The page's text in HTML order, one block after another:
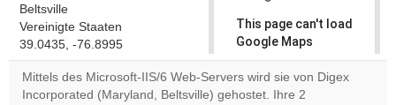
Beltsville
Vereinigte Staaten
39.0435, -76.8995
This page can't load
Google Maps
correctly.
Do you
Mittels des Microsoft-IIS/6 Web-Servers wird sie von Digex
Incorporated (Maryland, Beltsville) gehostet. Ihre 2